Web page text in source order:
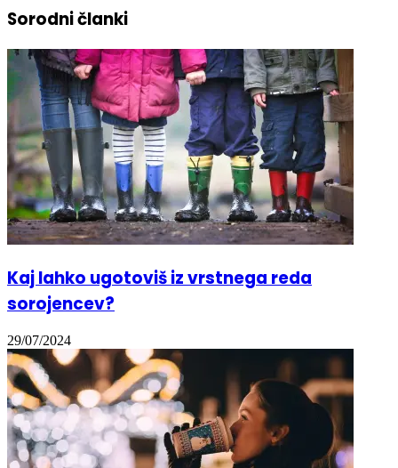
Sorodni članki
Kaj lahko ugotoviš iz vrstnega reda
sorojencev?
29/07/2024